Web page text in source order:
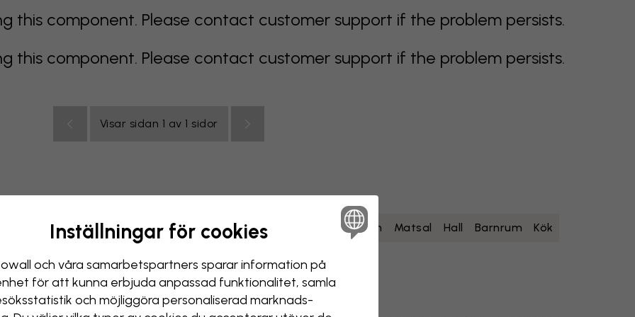
this component. Please contact customer support if the problem persists.
this component. Please contact customer support if the problem persists.
Visar sidan 1 av 1 sidor
orange rosa lila röd turkos vit gul Sovrum Matsal Hall Barnrum Kök
Inställningar för cookies
och våra samarbets­partners sparar information på
för att kunna erbjuda anpassad funktionalitet, samla
och möjliggöra personaliserad marknads­